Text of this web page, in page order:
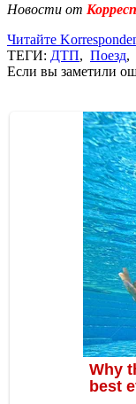
Новости от
Читайте
ТЕГИ: ДТП, Поезд,
Если вы заметили